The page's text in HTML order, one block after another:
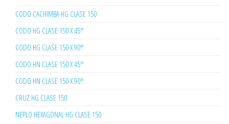
CODO CACHIMBA HG CLASE 150
CODO HG CLASE 150 X 45°
CODO HG CLASE 150 X 90°
CODO HN CLASE 150 X 45°
CODO HN CLASE 150 X 90°
CRUZ HG CLASE 150
NEPLO HEXAGONAL HG CLASE 150